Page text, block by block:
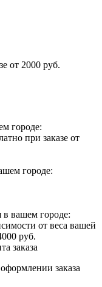
от 2000 руб.
городе:
при заказе от
городе:
в вашем городе:
от веса вашей
руб.
заказа
заказа